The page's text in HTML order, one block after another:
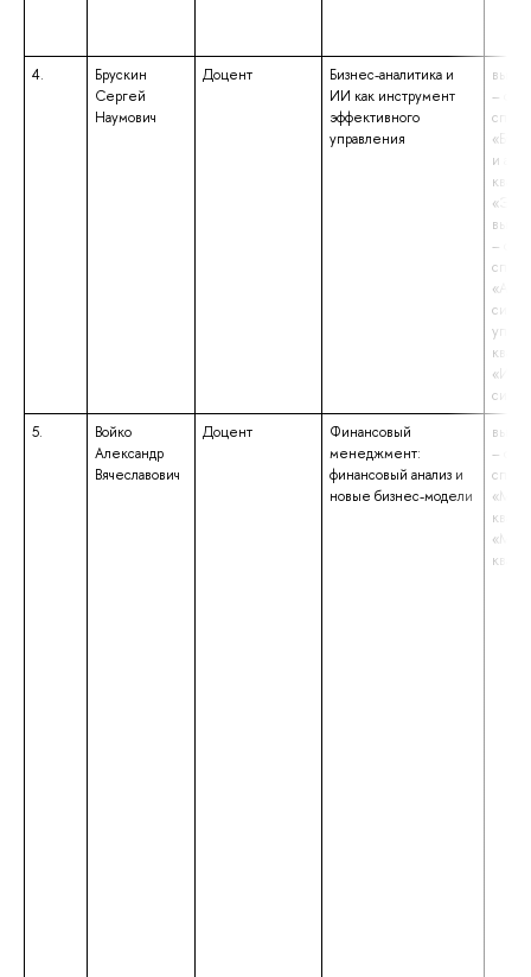
4.
Брускин
Сергей
Наумович
Доцент
Бизнес-аналитика и
ИИ как инструмент
эффективного
управления
–
и
–
5.
Войко
Александр
Вячеславович
Доцент
Финансовый
менеджмент:
финансовый анализ и
новые бизнес-модели
–